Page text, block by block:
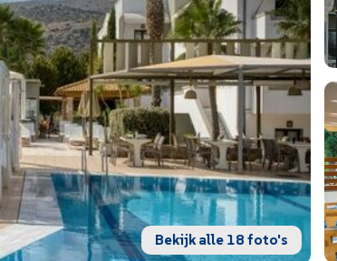
Bekijk alle 18 foto's